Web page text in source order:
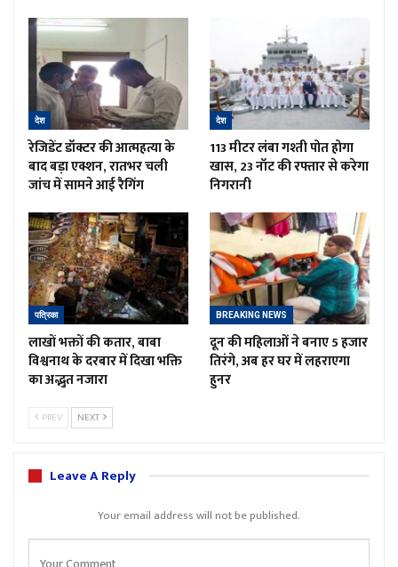
देश
रेजिडेंट डॉक्टर की आत्महत्या के
बाद बड़ा एक्शन, रातभर चली
जांच में सामने आई रैगिंग
देश
113 मीटर लंबा गश्ती पोत होगा
खास, 23 नॉट की रफ्तार से करेगा
निगरानी
पत्रिका
लाखों भक्तों की कतार, बाबा
विश्वनाथ के दरबार में दिखा भक्ति
का अद्भुत नजारा
BREAKING NEWS
दून की महिलाओं ने बनाए 5 हजार
तिरंगे, अब हर घर में लहराएगा
हुनर
PREV NEXT
Leave A Reply
Your email address will not be published.